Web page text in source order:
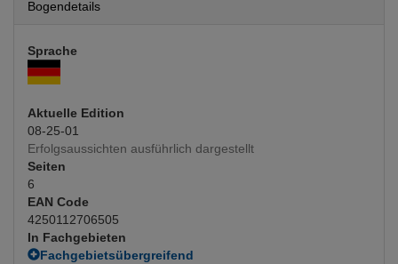
Bogendetails
Sprache
Aktuelle Edition
08-25-01
Erfolgsaussichten ausführlich dargestellt
Seiten
6
EAN Code
4250112706505
In Fachgebieten
Fachgebietsübergreifend